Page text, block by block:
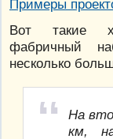
Вот такие
фабричный
несколько
На
км,